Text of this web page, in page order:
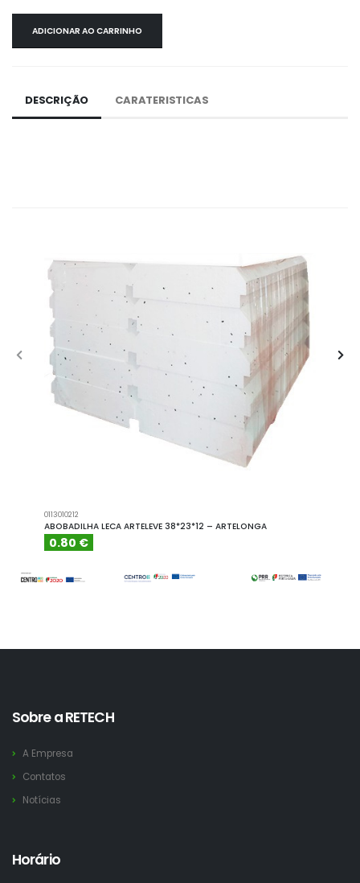
ADICIONAR AO CARRINHO
DESCRIÇÃO CARATERISTICAS
0113010212
ABOBADILHA LECA ARTELEVE 38*23*12 – ARTELONGA
0.80 €
Sobre a RETECH
A Empresa
Contatos
Notícias
Horário